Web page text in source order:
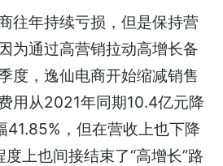
往年持续亏损，但是保持营
为通过高营销拉动高增长备
度，逸仙电商开始缩减销售
用从2021年同期10.4亿元降
，但在营收上也下降
上也间接结束了“高增长”路